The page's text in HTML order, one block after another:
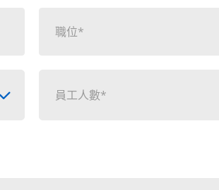
員工人數*